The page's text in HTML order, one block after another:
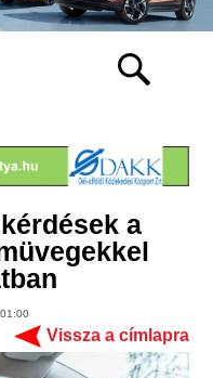
a
Vissza a címlapra